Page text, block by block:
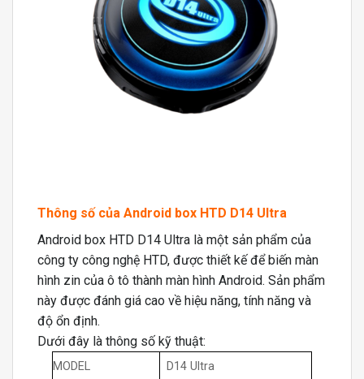
Thông số của Android box HTD D14 Ultra
Android box HTD D14 Ultra là một sản phẩm của
công ty công nghệ HTD, được thiết kế để biến màn
hình zin của ô tô thành màn hình Android. Sản phẩm
này được đánh giá cao về hiệu năng, tính năng và
độ ổn định.
Dưới đây là thông số kỹ thuật:
MODEL D14 Ultra